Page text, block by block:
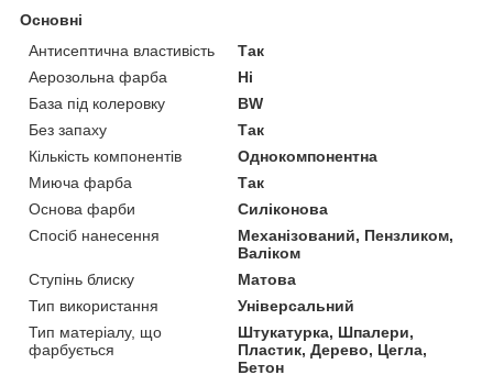
Основні
Антисептична властивість
Так
Аерозольна фарба
Ні
База під колеровку
BW
Без запаху
Так
Кількість компонентів
Однокомпонентна
Миюча фарба
Так
Основа фарби
Силіконова
Спосіб нанесення
Механізований, Пензликом,
Валіком
Ступінь блиску
Матова
Тип використання
Універсальний
Тип матеріалу, що
фарбується
Штукатурка, Шпалери,
Пластик, Дерево, Цегла,
Бетон